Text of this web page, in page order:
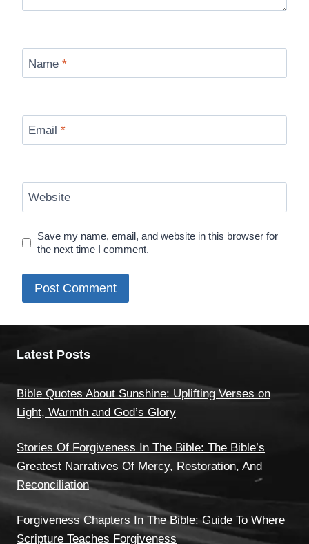
Name *
Email *
Website
Save my name, email, and website in this browser for
the next time I comment.
Latest Posts
Bible Quotes About Sunshine: Uplifting Verses on
Light, Warmth and God’s Glory
Stories Of Forgiveness In The Bible: The Bible’s
Greatest Narratives Of Mercy, Restoration, And
Reconciliation
Forgiveness Chapters In The Bible: Guide To Where
Scripture Teaches Forgiveness